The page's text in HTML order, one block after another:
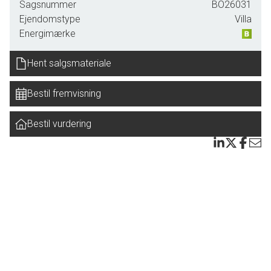
mange store vinduespartier giver et helt fantastisk
lysindfald og samtidig inviterer udsigten til vandet helt
indenfor. Her skaber brændeovnen en hyggelig atmosfære
året rundt, og fra stuen er der udgang til haven og terrasser
flere steder fra.
Forældreafdelingen er indrettet med soveværelse med
skabe og direkte adgang til et stort badeværelse med
bruseniche og sauna. Hertil kommer fordelingsgang og tre
gode værelser med mange anvendelsesmuligheder. I
forlængelse af den store stue findes endnu en ekstra stue,
Sagsnummer
BO26031
Ejendomstype
Villa
Energimærke
Hent salgsmateriale
Bestil fremvisning
Bestil vurdering